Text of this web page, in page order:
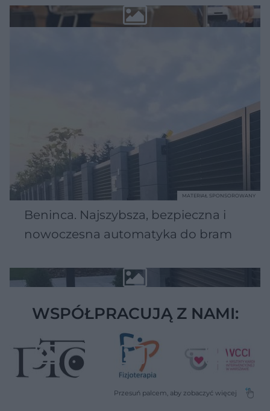
Beninca. Najszybsza, bezpieczna i
nowoczesna automatyka do bram
MATERIAŁ SPONSOROWANY
WSPÓŁPRACUJĄ Z NAMI: